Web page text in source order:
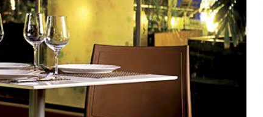
SAINT-GOBAIN IMPTEK – XI CONVENCIÓN